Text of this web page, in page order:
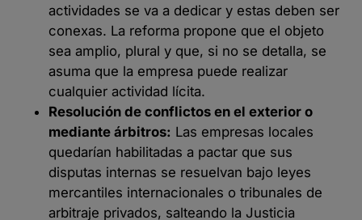
actividades se va a dedicar y estas deben ser
conexas. La reforma propone que el objeto
sea amplio, plural y que, si no se detalla, se
asuma que la empresa puede realizar
cualquier actividad lícita.
Resolución de conflictos en el exterior o
mediante árbitros: Las empresas locales
quedarían habilitadas a pactar que sus
disputas internas se resuelvan bajo leyes
mercantiles internacionales o tribunales de
arbitraje privados, salteando la Justicia